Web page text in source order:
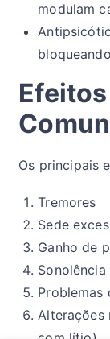
modulam
Os principais
Tremores
Sede
Ganho de
Sonolência
Problemas
Alterações